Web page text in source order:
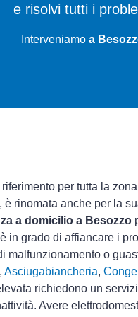
e risolvi tutti i
Interveniamo a
riferimento per tutta la
è rinomata anche per la
a domicilio a Besozzo
in grado di affiancare i
malfunzionamento o
, Asciugabiancheria,
richiedono un
Avere